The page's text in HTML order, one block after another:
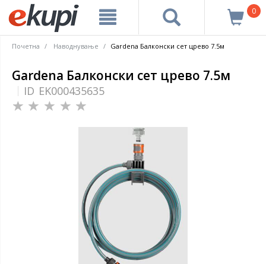
0
Почетна Наводнување Gardena Балконски сет црево 7.5м
Gardena Балконски сет црево 7.5м
ID EK000435635